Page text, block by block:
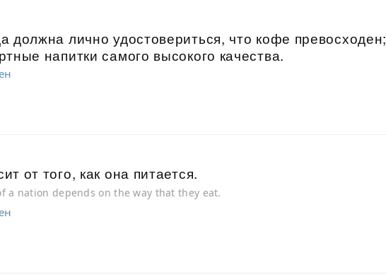
должна лично удостовериться, что кофе превосходен;
напитки самого высокого качества.
от того, как она питается.
a nation depends on the way that they eat.